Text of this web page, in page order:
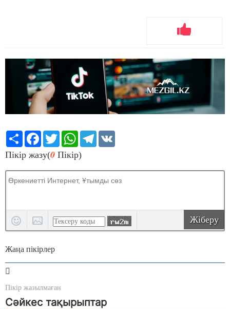
Share Facebook
TwitterWhatsApp
Telegram
Пікір жазу(0 Пікір)
Жіберу
Жаңа пікірлер
Пікір жазылмаған
Сәйкес тақырыптар